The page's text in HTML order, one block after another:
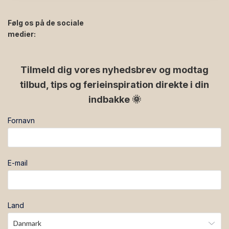
Følg os på de sociale
medier:
Tilmeld dig vores nyhedsbrev og modtag
tilbud, tips og ferieinspiration direkte i din
indbakke 🌞
Fornavn
E-mail
Land